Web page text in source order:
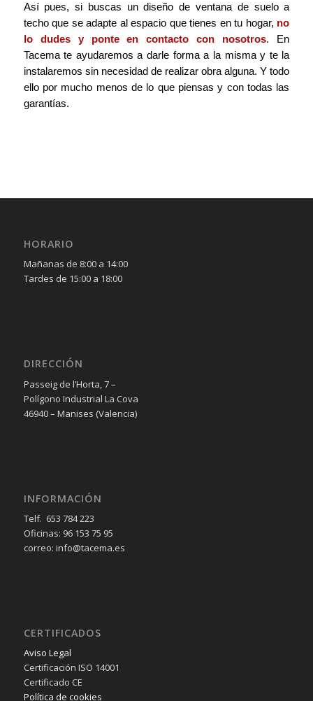
Así pues, si buscas un diseño de ventana de suelo a
techo que se adapte al espacio que tienes en tu hogar, no
lo dudes y ponte en contacto con nosotros. En
Tacema te ayudaremos a darle forma a la misma y te la
instalaremos sin necesidad de realizar obra alguna. Y todo
ello por mucho menos de lo que piensas y con todas las
garantías.
HORARIO
Mañanas de 8:00 a 14:00
Tardes de 15:00 a 18:00
DIRECCIÓN
Passeig de l’Horta, 7 –
Polígono Industrial La Cova
46940 – Manises (Valencia)
INFORMACIÓN
Telf. 653 784 223
Oficinas: 96 153 75 95
correo: info@tacema.es
CERTIFICADOS
Aviso Legal
Certificación ISO 14001
Certificado CE
Política de cookies